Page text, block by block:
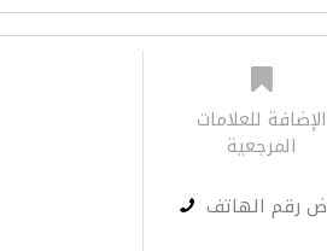
الإضافة للعلامات
المرجعية
رقم الهاتف